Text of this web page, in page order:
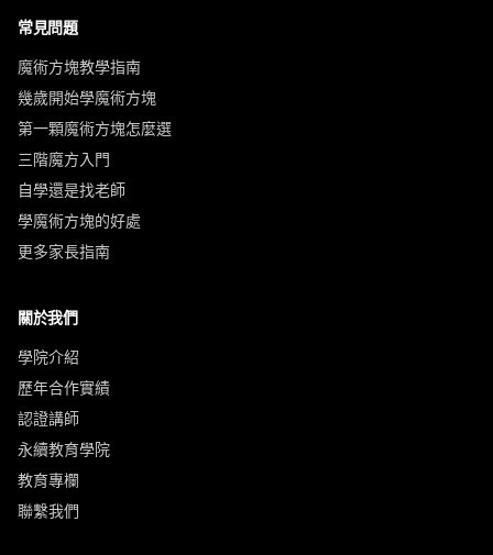
常見問題
魔術方塊教學指南
幾歲開始學魔術方塊
第一顆魔術方塊怎麼選
三階魔方入門
自學還是找老師
學魔術方塊的好處
更多家長指南
關於我們
學院介紹
歷年合作實績
認證講師
永續教育學院
教育專欄
聯繫我們